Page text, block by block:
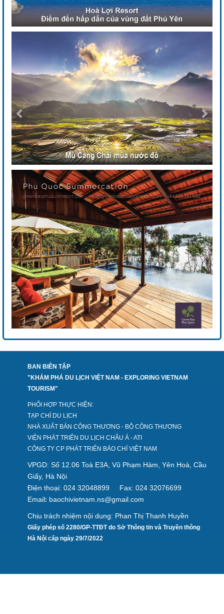
BAN BIÊN TẬP
"KHÁM PHÁ DU LỊCH VIỆT NAM - EXPLORING VIETNAM
TOURISM"
PHỐI HỢP THỰC HIỆN:
TẠP CHÍ DU LỊCH
NHÀ XUẤT BẢN CÔNG THƯƠNG - BỘ CÔNG THƯƠNG
VIỆN PHÁT TRIỂN DU LỊCH CHÂU Á - ATI
CÔNG TY CP PHÁT TRIỂN BÁO CHÍ VIỆT NAM
VPGD: Số 12.06 Toà E3A, Vũ Phạm Hàm, Yên Hoà, Cầu
Giấy, Hà Nội
Điện thoại: 024 32048899
Fax: 024 32076699
Email: baochivietnam.ns@gmail.com
Chịu trách nhiệm nội dung: Phan Thị Thanh Huyền
Giấy phép số 2280/GP-TTĐT do Sở Thông tin và Truyền thông
Hà Nội cấp ngày 29/7/2022